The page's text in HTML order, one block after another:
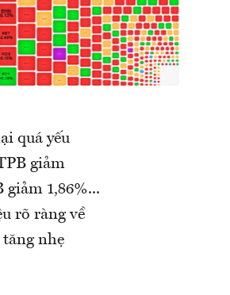
quá yếu
giảm
1,86%...
rõ ràng về
nhẹ